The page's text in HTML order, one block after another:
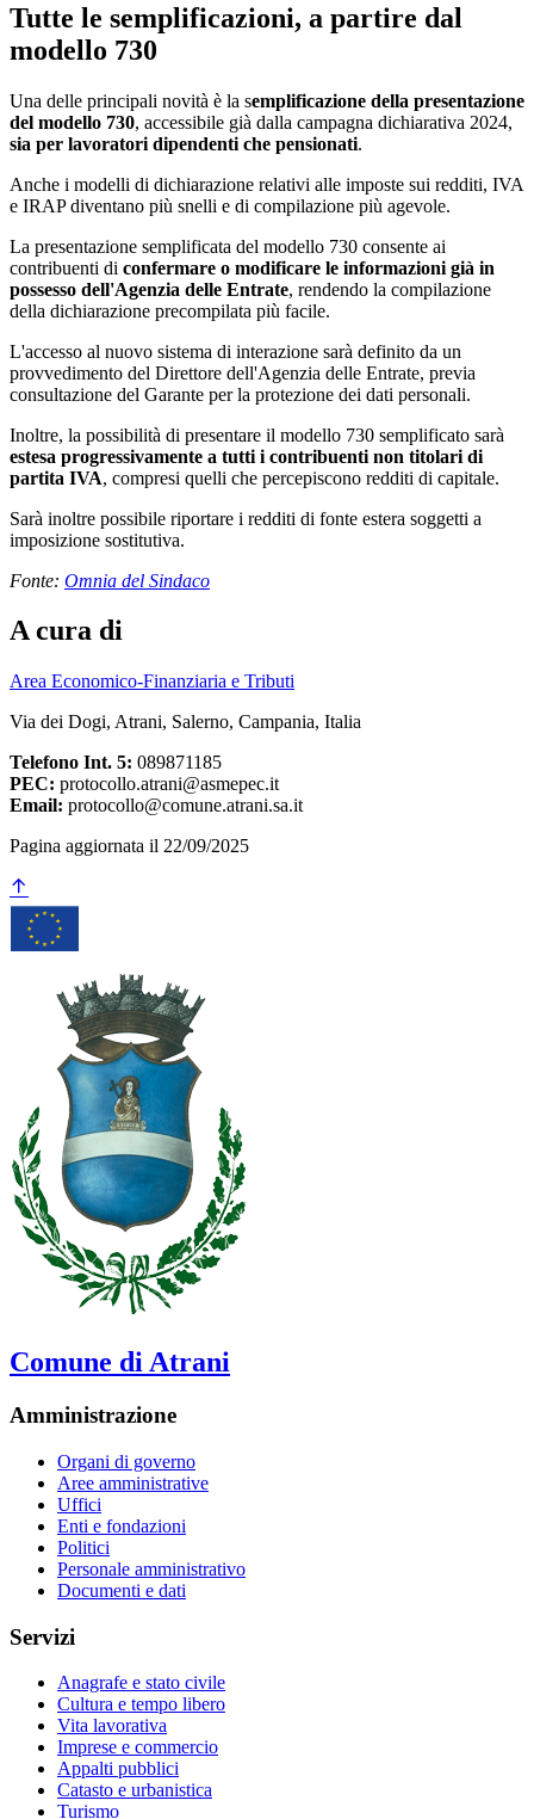
Tutte le semplificazioni, a partire dal
modello 730
Una delle principali novità è la semplificazione della presentazione
del modello 730, accessibile già dalla campagna dichiarativa 2024,
sia per lavoratori dipendenti che pensionati.
Anche i modelli di dichiarazione relativi alle imposte sui redditi, IVA
e IRAP diventano più snelli e di compilazione più agevole.
La presentazione semplificata del modello 730 consente ai
contribuenti di confermare o modificare le informazioni già in
possesso dell'Agenzia delle Entrate, rendendo la compilazione
della dichiarazione precompilata più facile.
L'accesso al nuovo sistema di interazione sarà definito da un
provvedimento del Direttore dell'Agenzia delle Entrate, previa
consultazione del Garante per la protezione dei dati personali.
Inoltre, la possibilità di presentare il modello 730 semplificato sarà
estesa progressivamente a tutti i contribuenti non titolari di
partita IVA, compresi quelli che percepiscono redditi di capitale.
Sarà inoltre possibile riportare i redditi di fonte estera soggetti a
imposizione sostitutiva.
Fonte: Omnia del Sindaco
A cura di
Area Economico-Finanziaria e Tributi
Via dei Dogi, Atrani, Salerno, Campania, Italia
Telefono Int. 5: 089871185
PEC: protocollo.atrani@asmepec.it
Email: protocollo@comune.atrani.sa.it
Pagina aggiornata il 22/09/2025
Comune di Atrani
Amministrazione
Organi di governo
Aree amministrative
Uffici
Enti e fondazioni
Politici
Personale amministrativo
Documenti e dati
Servizi
Anagrafe e stato civile
Cultura e tempo libero
Vita lavorativa
Imprese e commercio
Appalti pubblici
Catasto e urbanistica
Turismo